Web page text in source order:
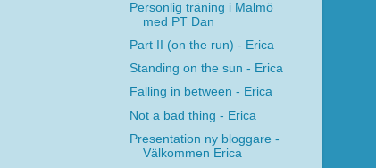
Personlig träning i Malmö
med PT Dan
Part II (on the run) - Erica
Standing on the sun - Erica
Falling in between - Erica
Not a bad thing - Erica
Presentation ny bloggare -
Välkommen Erica